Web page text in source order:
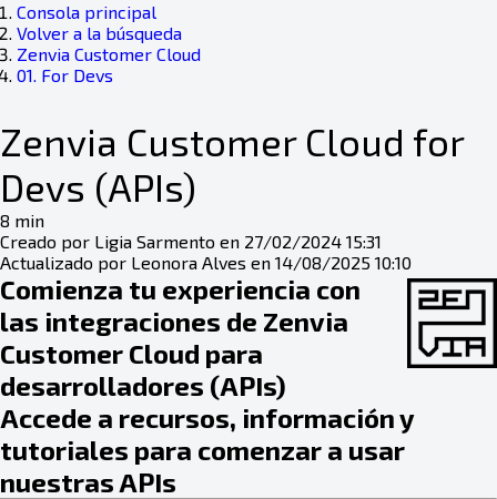
Consola principal
Volver a la búsqueda
Zenvia Customer Cloud
01. For Devs
Zenvia Customer Cloud for
Devs (APIs)
8 min
Creado por Ligia Sarmento en 27/02/2024 15:31
Actualizado por Leonora Alves en 14/08/2025 10:10
Comienza tu experiencia con
las integraciones de Zenvia
Customer Cloud para
desarrolladores (APIs)
Accede a recursos, información y
tutoriales para comenzar a usar
nuestras APIs